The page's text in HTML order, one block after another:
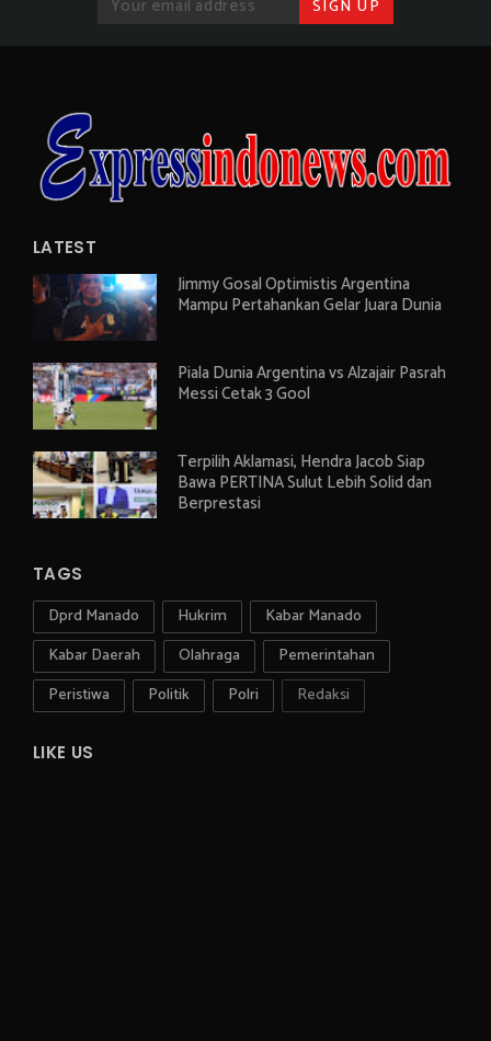
LATEST
Jimmy Gosal Optimistis Argentina
Mampu Pertahankan Gelar Juara Dunia
Piala Dunia Argentina vs Alzajair Pasrah
Messi Cetak 3 Gool
Terpilih Aklamasi, Hendra Jacob Siap
Bawa PERTINA Sulut Lebih Solid dan
Berprestasi
TAGS
Dprd Manado Hukrim
Kabar Manado
Kabar Daerah
Olahraga
Pemerintahan
Peristiwa
Politik Polri Redaksi
LIKE US